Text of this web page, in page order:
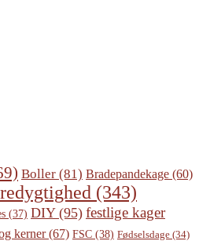
Boller (81) Bradepandekage (60)
(343)
(37) DIY(95) festlige kager
kerner(67) FSC (38) Fødselsdage (34)